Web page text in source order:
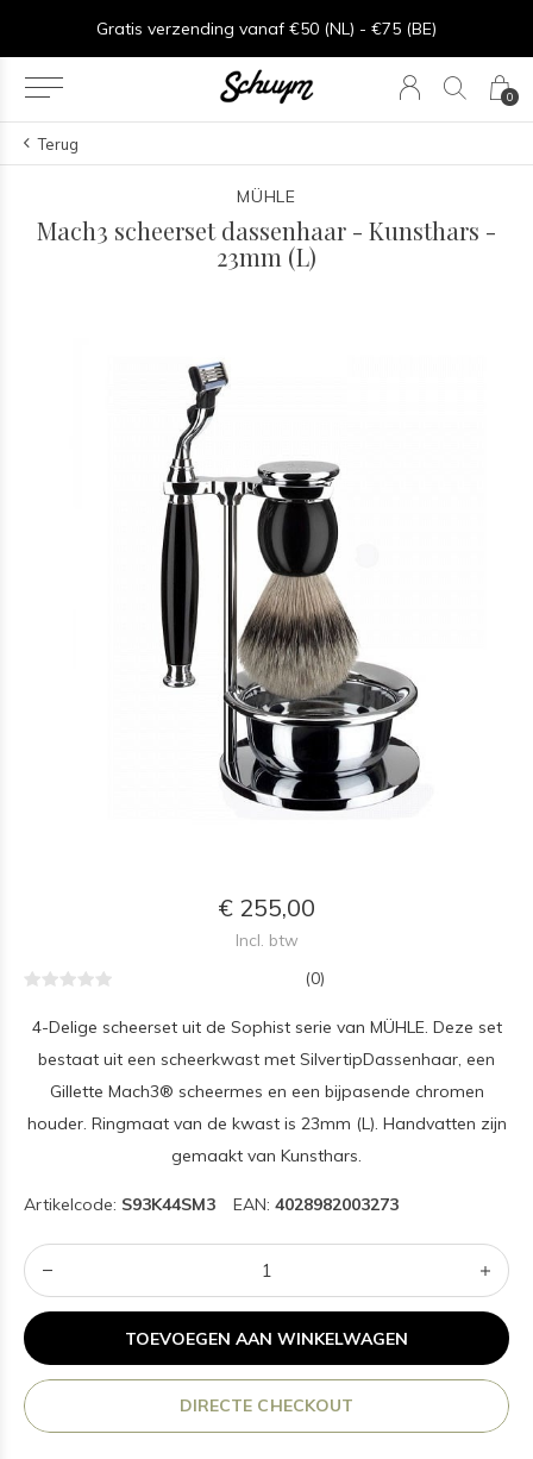
0
Goede service - ★★★★★ - Sinds 2013
Terug
MÜHLE
Mach3 scheerset dassenhaar - Kunsthars -
23mm (L)
€ 255,00
Incl. btw
(0)
4-Delige scheerset uit de Sophist serie van MÜHLE. Deze set
bestaat uit een scheerkwast met SilvertipDassenhaar, een
Gillette Mach3® scheermes en een bijpasende chromen
houder. Ringmaat van de kwast is 23mm (L). Handvatten zijn
gemaakt van Kunsthars.
Artikelcode: S93K44SM3 EAN: 4028982003273
TOEVOEGEN AAN WINKELWAGEN
DIRECTE CHECKOUT